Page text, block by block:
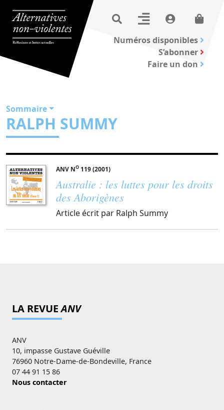
Numéros disponibles
S’abonner
Faire un don
Sommaire
RALPH SUMMY
ANV NO 119 (2001)
Australie : les luttes pour les droits
des Aborigènes
Article écrit par Ralph Summy
LA REVUEANV
ANV
10, impasse Gustave Guéville
76960 Notre-Dame-de-Bondeville, France
07 44 91 15 86
Nous contacter